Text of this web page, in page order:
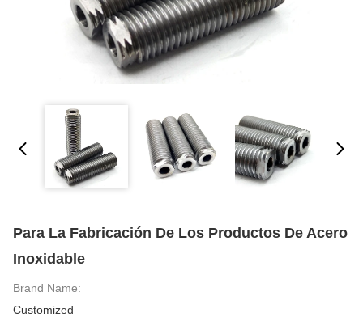
Para La Fabricación De Los Productos De Acero
Inoxidable
Brand Name:
Customized